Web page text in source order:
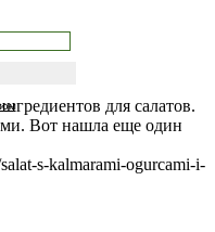
для салатов.
Вот нашла еще один
s-kalmarami-ogurcami-i-